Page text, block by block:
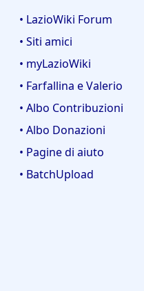
• LazioWiki Forum
• Siti amici
• myLazioWiki
• Farfallina e Valerio
• Albo Contribuzioni
• Albo Donazioni
• Pagine di aiuto
• BatchUpload